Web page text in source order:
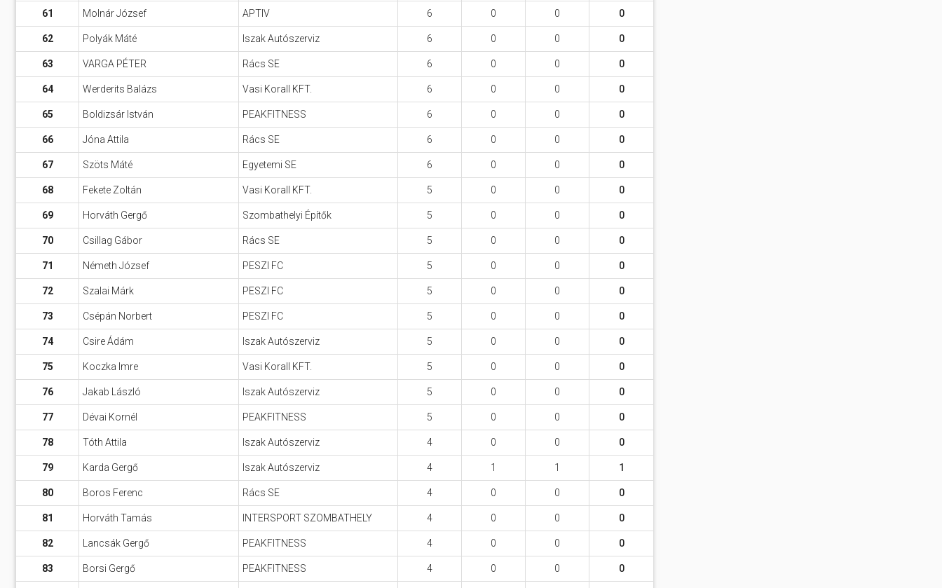
61 Molnár József APTIV 6 0 0 0
62 Polyák Máté Iszak Autószerviz 6 0 0 0
63 VARGA PÉTER Rács SE 6 0 0 0
64 Werderits Balázs Vasi Korall KFT. 6 0 0 0
65 Boldizsár István PEAKFITNESS 6 0 0 0
66 Jóna Attila Rács SE 6 0 0 0
67 Szöts Máté Egyetemi SE 6 0 0 0
68 Fekete Zoltán Vasi Korall KFT. 5 0 0 0
69 Horváth Gergő Szombathelyi Építők 5 0 0 0
70 Csillag Gábor Rács SE 5 0 0 0
71 Németh József PESZI FC 5 0 0 0
72 Szalai Márk PESZI FC 5 0 0 0
73 Csépán Norbert PESZI FC 5 0 0 0
74 Csire Ádám Iszak Autószerviz 5 0 0 0
75 Koczka Imre Vasi Korall KFT. 5 0 0 0
76 Jakab László Iszak Autószerviz 5 0 0 0
77 Dévai Kornél PEAKFITNESS 5 0 0 0
78 Tóth Attila Iszak Autószerviz 4 0 0 0
79 Karda Gergő Iszak Autószerviz 4 1 1 1
80 Boros Ferenc Rács SE 4 0 0 0
81 Horváth Tamás INTERSPORT SZOMBATHELY 4 0 0 0
82 Lancsák Gergő PEAKFITNESS 4 0 0 0
83 Borsi Gergő PEAKFITNESS 4 0 0 0